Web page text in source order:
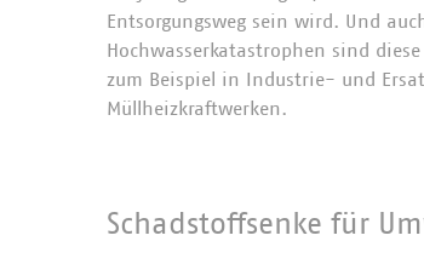
Entsorgungsweg sein wird. Und
Hochwasserkatastrophen sind
zum Beispiel in Industrie- und
Müllheizkraftwerken.
Schadstoffsenke für